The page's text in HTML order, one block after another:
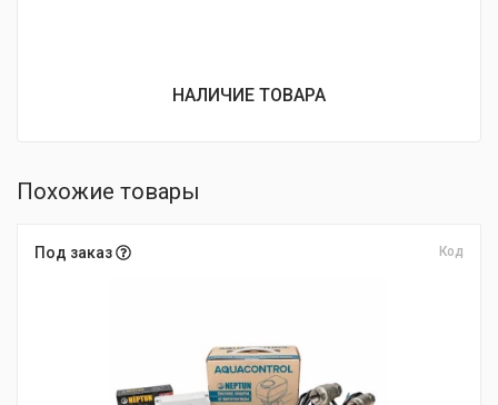
НАЛИЧИЕ ТОВАРА
Похожие товары
Под заказ Код